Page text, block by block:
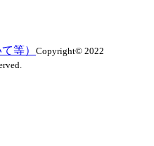
等） Copyright© 2022